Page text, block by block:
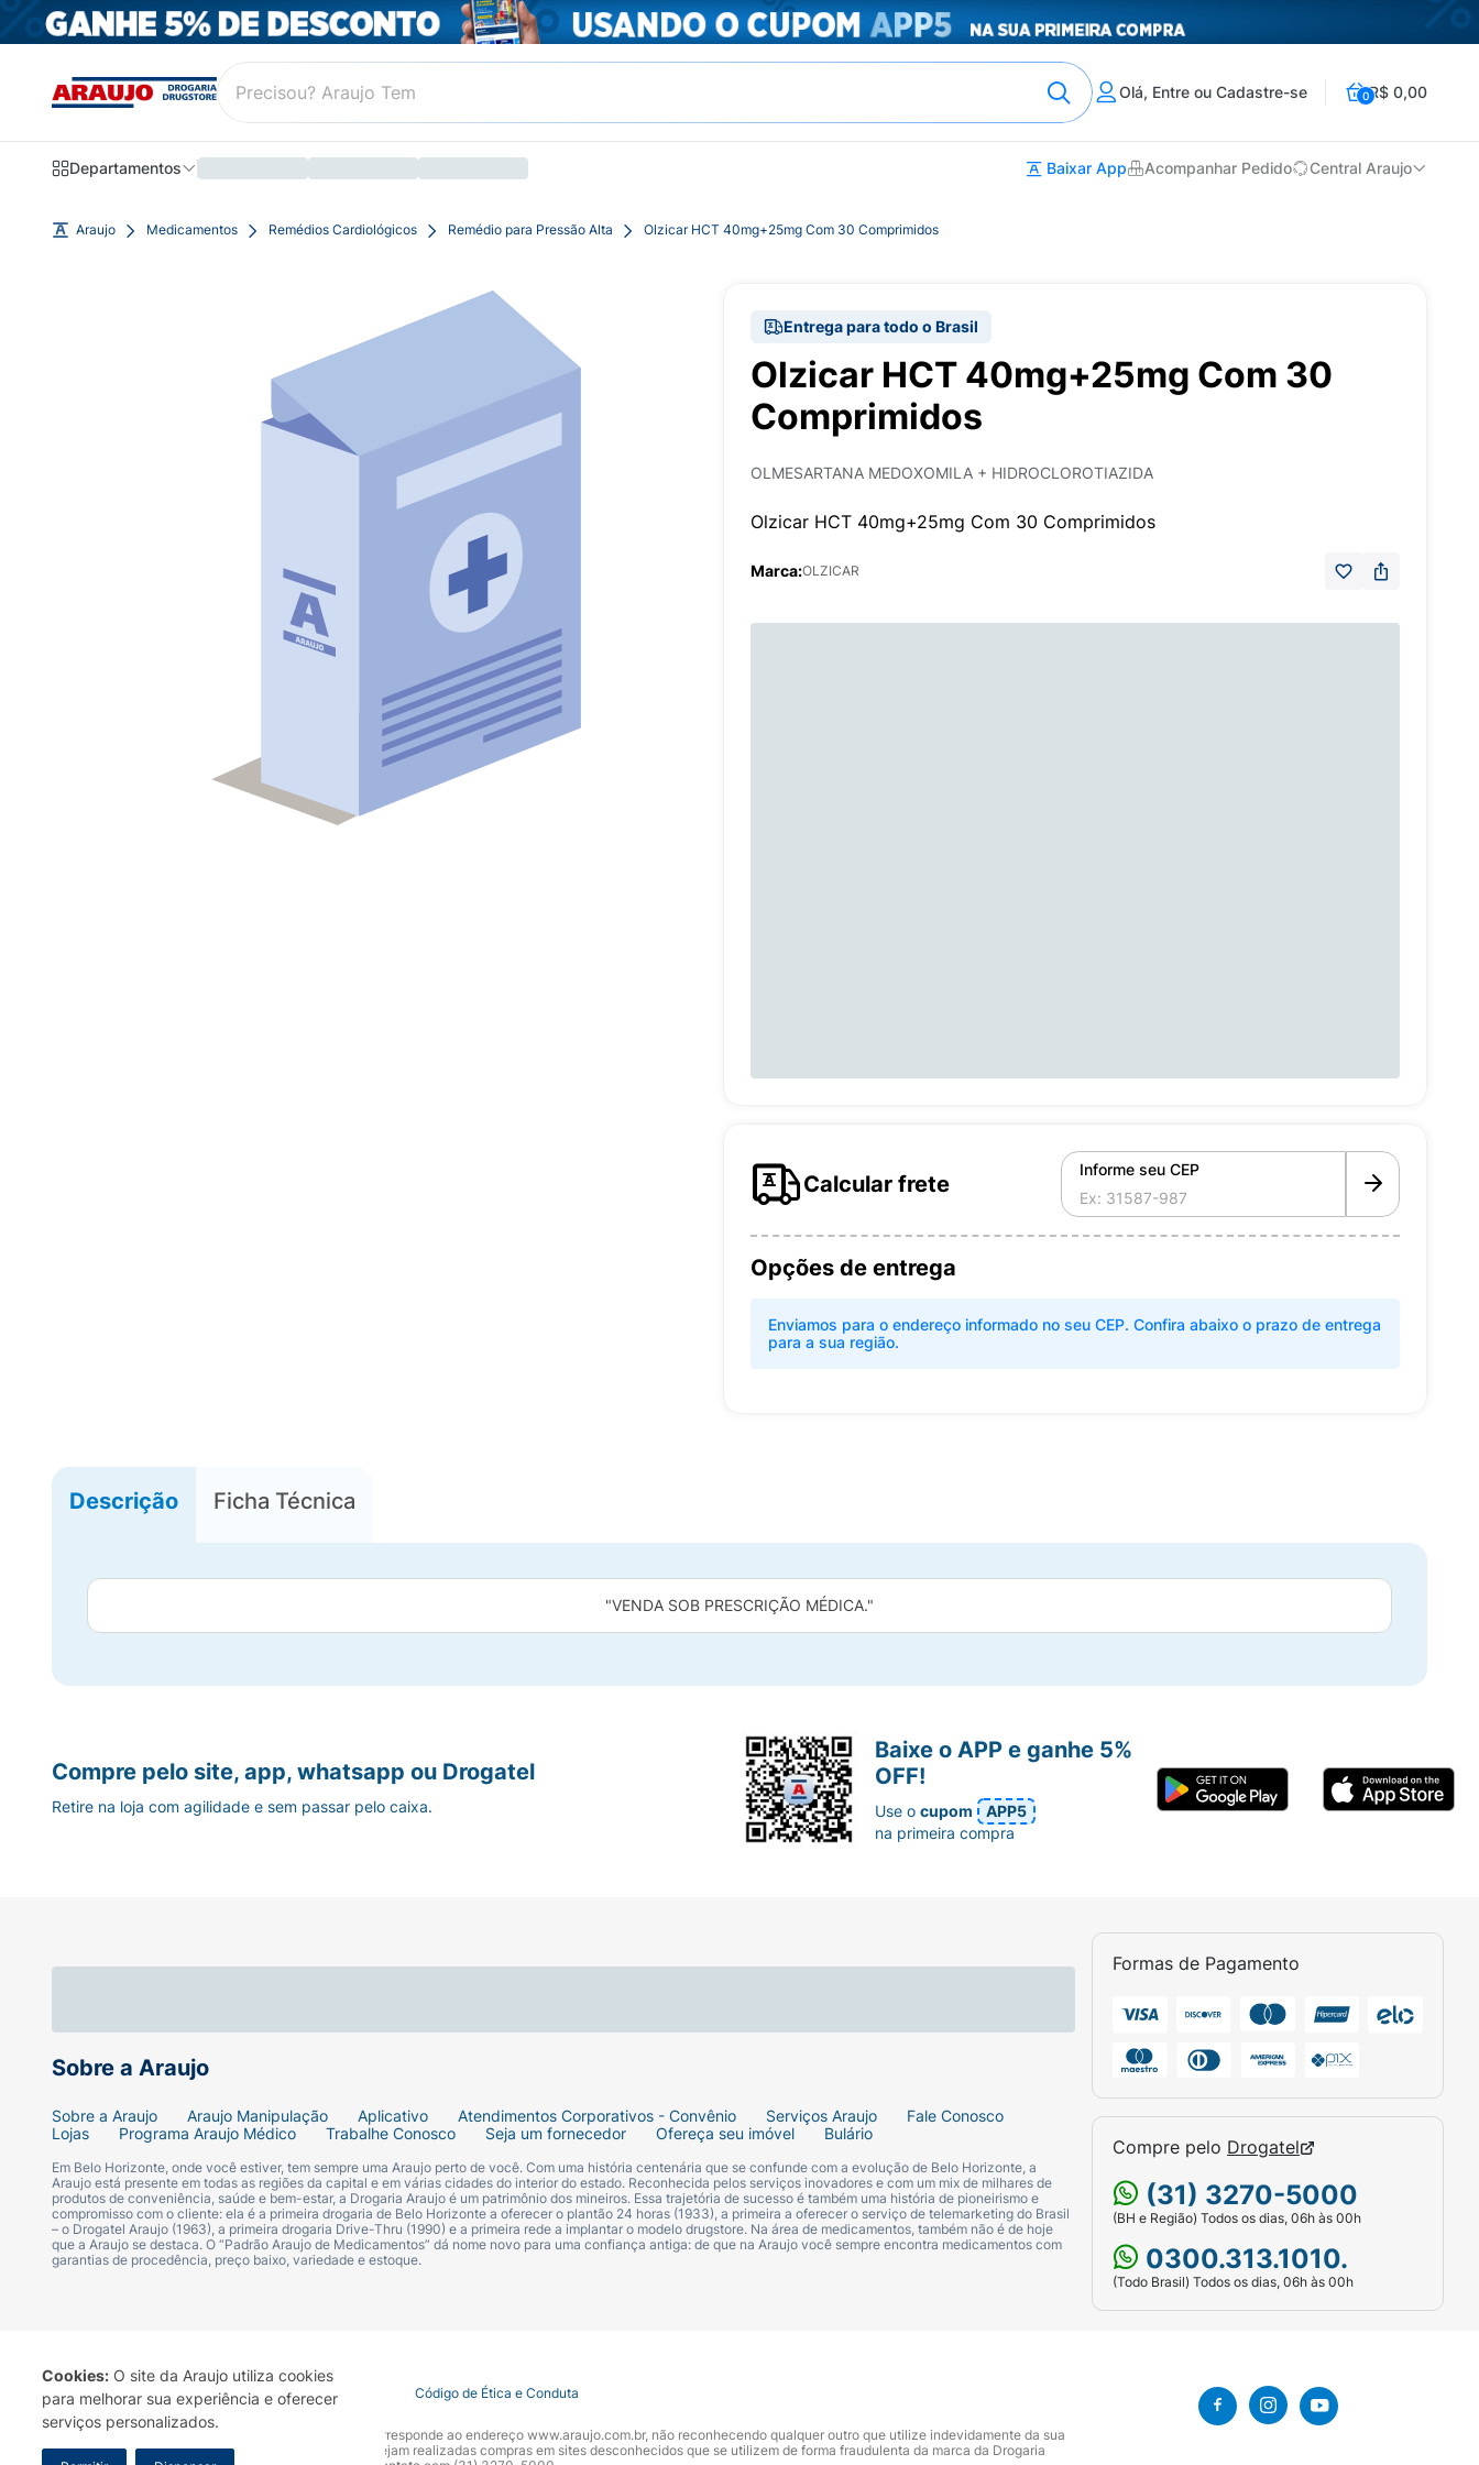
Cookies: O site da Araujo utiliza cookies
para melhorar sua experiência e oferecer
serviços personalizados.
Olá, Entre ou Cadastre-se 0R$ 0,00
Departamentos Baixar App Acompanhar Pedido Central Araujo
Araujo Medicamentos Remédios Cardiológicos Remédio para Pressão Alta Olzicar HCT 40mg+25mg Com 30 Comprimidos
Entrega para todo o Brasil
Olzicar HCT 40mg+25mg Com 30
Comprimidos
OLMESARTANA MEDOXOMILA + HIDROCLOROTIAZIDA
Olzicar HCT 40mg+25mg Com 30 Comprimidos
Marca:OLZICAR
Calcular frete
Informe seu CEP
Opções de entrega
Enviamos para o endereço informado no seu CEP. Confira abaixo o prazo de entrega
para a sua região.
Descrição Ficha Técnica
"VENDA SOB PRESCRIÇÃO MÉDICA."
Sobre a Araujo
Sobre a Araujo Araujo Manipulação Aplicativo Atendimentos Corporativos - Convênio Serviços Araujo
Fale Conosco
Lojas
Programa Araujo Médico Trabalhe Conosco Seja um fornecedor Ofereça seu imóvel Bulário
Em Belo Horizonte, onde você estiver, tem sempre uma Araujo perto de você. Com uma história centenária que se confunde com a evolução de Belo Horizonte, a
Araujo está presente em todas as regiões da capital e em várias cidades do interior do estado. Reconhecida pelos serviços inovadores e com um mix de milhares de
produtos de conveniência, saúde e bem-estar, a Drogaria Araujo é um patrimônio dos mineiros. Essa trajetória de sucesso é também uma história de pioneirismo e
compromisso com o cliente: ela é a primeira drogaria de Belo Horizonte a oferecer o plantão 24 horas (1933), a primeira a oferecer o serviço de telemarketing do Brasil
– o Drogatel Araujo (1963), a primeira drogaria Drive-Thru (1990) e a primeira rede a implantar o modelo drugstore. Na área de medicamentos, também não é de hoje
que a Araujo se destaca. O “Padrão Araujo de Medicamentos” dá nome novo para uma confiança antiga: de que na Araujo você sempre encontra medicamentos com
garantias de procedência, preço baixo, variedade e estoque.
Formas de Pagamento
Compre pelo Drogatel
(31) 3270-5000
(BH e Região) Todos os dias, 06h às 00h
0300.313.1010.
(Todo Brasil) Todos os dias, 06h às 00h
Compre pelo site, app, whatsapp ou Drogatel
Retire na loja com agilidade e sem passar pelo caixa.
Baixe o APP e ganhe 5%
OFF!
Use ocupom
APP5
na primeira compra
Termo de Uso Portal da Privacidade Covid-19 Código de Ética e Conduta
A Drogaria Araujo S/A informa que o seu site oficial corresponde ao endereço www.araujo.com.br, não reconhecendo qualquer outro que utilize indevidamente da sua
marca. Para sua segurança recomendamos que não sejam realizadas compras em sites desconhecidos que se utilizem de forma fraudulenta da marca da Drogaria